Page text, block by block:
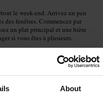
About
le week-end. Arrivez un peu
des fenêtres. Commencez par
un plat principal et une bière
si vous êtes à plusieurs.
IFSC, Dublin, D01 Y6P5, Irlan